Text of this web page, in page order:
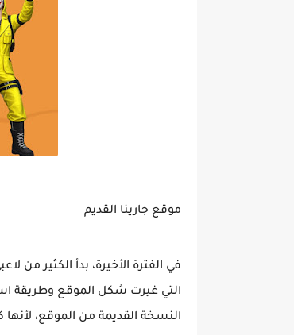
شراء الساعات
موقع جارينا القديم
التي غيرت شكل الموقع وطريقة
النسخة القديمة من الموقع،